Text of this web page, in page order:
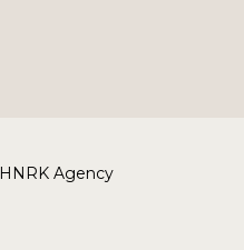
HNRK Agency